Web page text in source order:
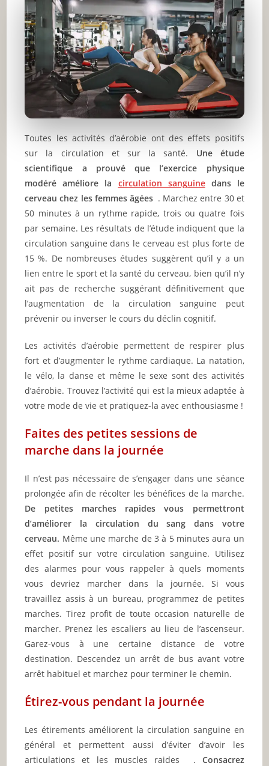
Toutes les activités d’aérobie ont des effets positifs
sur la circulation et sur la santé. Une étude
scientifique a prouvé que l’exercice physique
modéré améliore la circulation sanguinedans le
cerveau chez les femmes âgées . Marchez entre 30 et
50 minutes à un rythme rapide, trois ou quatre fois
par semaine. Les résultats de l’étude indiquent que la
circulation sanguine dans le cerveau est plus forte de
15 %. De nombreuses études suggèrent qu’il y a un
lien entre le sport et la santé du cerveau, bien qu’il n’y
ait pas de recherche suggérant définitivement que
l’augmentation de la circulation sanguine peut
prévenir ou inverser le cours du déclin cognitif.
Les activités d’aérobie permettent de respirer plus
fort et d’augmenter le rythme cardiaque. La natation,
le vélo, la danse et même le sexe sont des activités
d’aérobie. Trouvez l’activité qui est la mieux adaptée à
votre mode de vie et pratiquez-la avec enthousiasme !
Faites des petites sessions de
marche dans la journée
Il n’est pas nécessaire de s’engager dans une séance
prolongée afin de récolter les bénéfices de la marche.
De petites marches rapides vous permettront
d’améliorer la circulation du sang dans votre
cerveau. Même une marche de 3 à 5 minutes aura un
effet positif sur votre circulation sanguine. Utilisez
des alarmes pour vous rappeler à quels moments
vous devriez marcher dans la journée. Si vous
travaillez assis à un bureau, programmez de petites
marches. Tirez profit de toute occasion naturelle de
marcher. Prenez les escaliers au lieu de l’ascenseur.
Garez-vous à une certaine distance de votre
destination. Descendez un arrêt de bus avant votre
arrêt habituel et marchez pour terminer le chemin.
Étirez-vous pendant la journée
Les étirements améliorent la circulation sanguine en
général et permettent aussi d’éviter d’avoir les
articulations et les muscles raides . Consacrez